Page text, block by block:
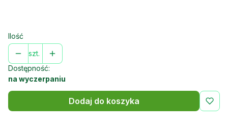
Ilość
szt.
Dostępność:
na wyczerpaniu
Dodaj do koszyka